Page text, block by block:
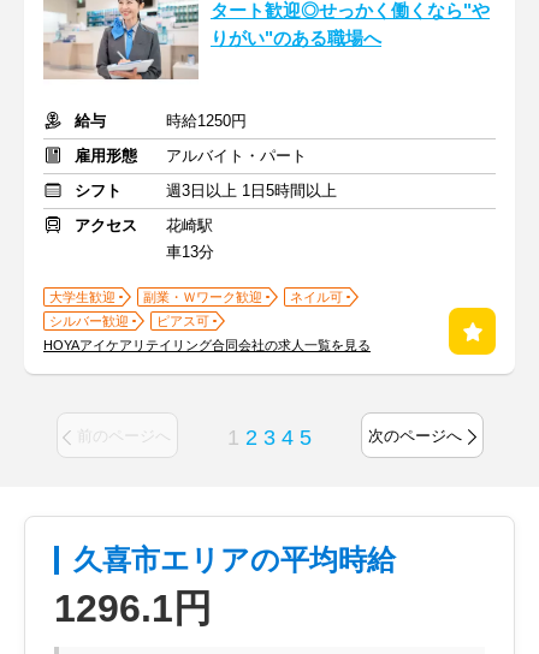
タート歓迎◎せっかく働くなら"や
りがい"のある職場へ
給与
時給1250円
雇用形態
アルバイト・パート
シフト
週3日以上 1日5時間以上
アクセス
花崎駅
車13分
大学生歓迎 副業・Ｗワーク歓迎
ネイル可
シルバー歓迎
ピアス可
HOYAアイケアリテイリング合同会社の求人一覧を見る
前のページへ 1 2 3 4 5 次のページへ
久喜市エリアの平均時給
1296.1円